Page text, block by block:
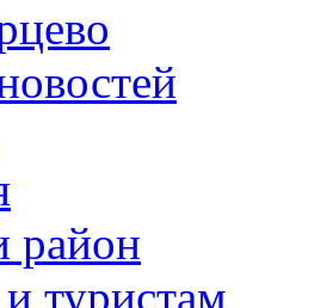
район
туристам